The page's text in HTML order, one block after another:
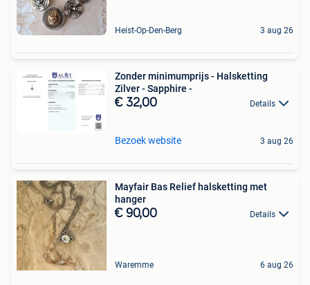
Heist-Op-Den-Berg 3 aug 26
Zonder minimumprijs - Halsketting
Zilver - Sapphire -
€ 32,00 Details
Bezoek website 3 aug 26
Mayfair Bas Relief halsketting met
hanger
€ 90,00 Details
Waremme 6 aug 26